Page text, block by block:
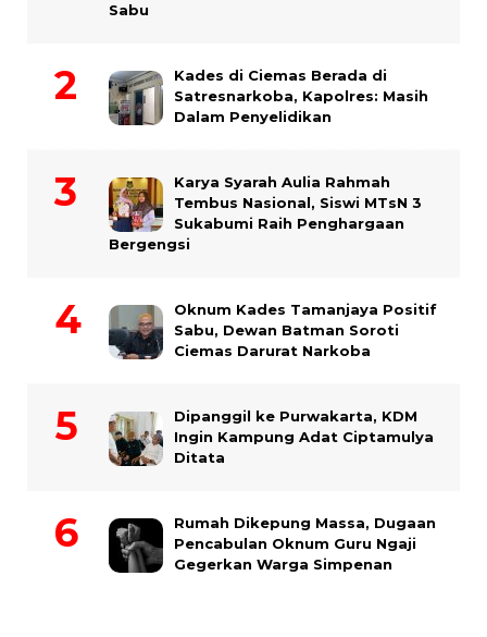
Sabu
Kades di Ciemas Berada di
Satresnarkoba, Kapolres: Masih
Dalam Penyelidikan
Karya Syarah Aulia Rahmah
Tembus Nasional, Siswi MTsN 3
Sukabumi Raih Penghargaan
Bergengsi
Oknum Kades Tamanjaya Positif
Sabu, Dewan Batman Soroti
Ciemas Darurat Narkoba
Dipanggil ke Purwakarta, KDM
Ingin Kampung Adat Ciptamulya
Ditata
Rumah Dikepung Massa, Dugaan
Pencabulan Oknum Guru Ngaji
Gegerkan Warga Simpenan